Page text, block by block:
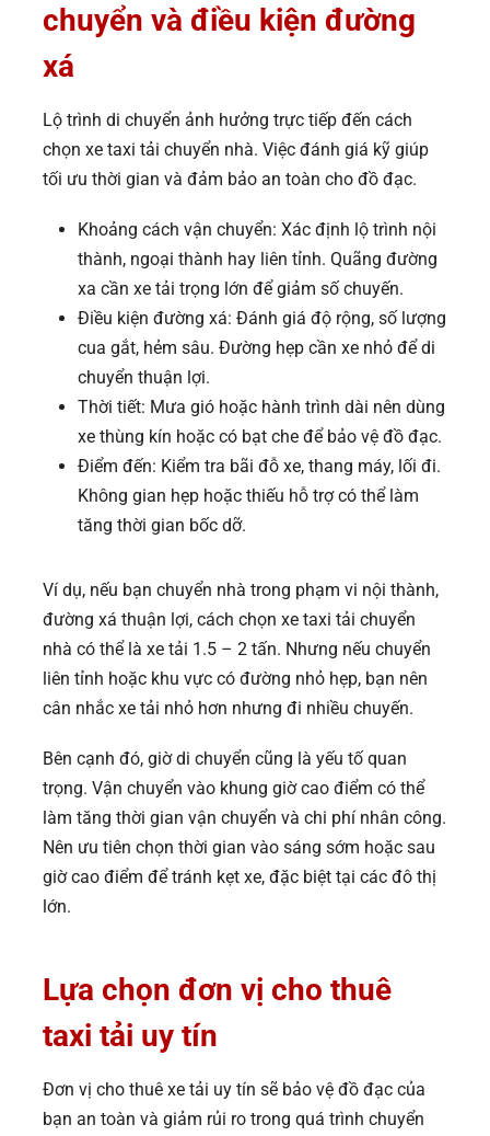
chuyển và điều kiện đường
xá
Lộ trình di chuyển ảnh hưởng trực tiếp đến cách
chọn xe taxi tải chuyển nhà. Việc đánh giá kỹ giúp
tối ưu thời gian và đảm bảo an toàn cho đồ đạc.
Khoảng cách vận chuyển: Xác định lộ trình nội
thành, ngoại thành hay liên tỉnh. Quãng đường
xa cần xe tải trọng lớn để giảm số chuyến.
Điều kiện đường xá: Đánh giá độ rộng, số lượng
cua gắt, hẻm sâu. Đường hẹp cần xe nhỏ để di
chuyển thuận lợi.
Thời tiết: Mưa gió hoặc hành trình dài nên dùng
xe thùng kín hoặc có bạt che để bảo vệ đồ đạc.
Điểm đến: Kiểm tra bãi đỗ xe, thang máy, lối đi.
Không gian hẹp hoặc thiếu hỗ trợ có thể làm
tăng thời gian bốc dỡ.
Ví dụ, nếu bạn chuyển nhà trong phạm vi nội thành,
đường xá thuận lợi, cách chọn xe taxi tải chuyển
nhà có thể là xe tải 1.5 – 2 tấn. Nhưng nếu chuyển
liên tỉnh hoặc khu vực có đường nhỏ hẹp, bạn nên
cân nhắc xe tải nhỏ hơn nhưng đi nhiều chuyến.
Bên cạnh đó, giờ di chuyển cũng là yếu tố quan
trọng. Vận chuyển vào khung giờ cao điểm có thể
làm tăng thời gian vận chuyển và chi phí nhân công.
Nên ưu tiên chọn thời gian vào sáng sớm hoặc sau
giờ cao điểm để tránh kẹt xe, đặc biệt tại các đô thị
lớn.
Lựa chọn đơn vị cho thuê
taxi tải uy tín
Đơn vị cho thuê xe tải uy tín sẽ bảo vệ đồ đạc của
bạn an toàn và giảm rủi ro trong quá trình chuyển